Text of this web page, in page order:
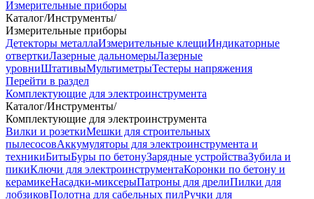
Измерительные приборы
Каталог/Инструменты/
Измерительные приборы
Детекторы металлаИзмерительные клещиИндикаторные
отверткиЛазерные дальномерыЛазерные
уровниШтативыМультиметрыТестеры напряжения
Перейти в раздел
Комплектующие для электроинструмента
Каталог/Инструменты/
Комплектующие для электроинструмента
Вилки и розеткиМешки для строительных
пылесосовАккумуляторы для электроинструмента и
техникиБитыБуры по бетонуЗарядные устройстваЗубила и
пикиКлючи для электроинструментаКоронки по бетону и
керамикеНасадки-миксерыПатроны для дрелиПилки для
лобзиковПолотна для сабельных пилРучки для